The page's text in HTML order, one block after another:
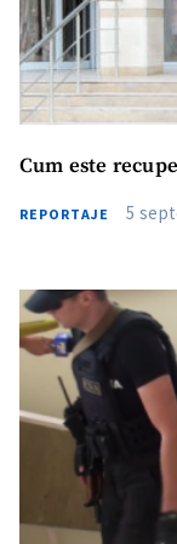
Cum este
REPORTAJE 5